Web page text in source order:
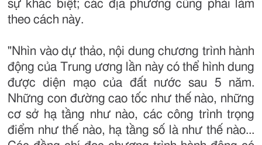
sự khác biệt; các địa phương cũng phải làm
theo cách này.
"Nhìn vào dự thảo, nội dung chương trình hành
động của Trung ương lần này có thể hình dung
được diện mạo của đất nước sau 5 năm.
Những con đường cao tốc như thế nào, những
cơ sở hạ tầng như nào, các công trình trọng
điểm như thế nào, hạ tầng số là như thế nào...